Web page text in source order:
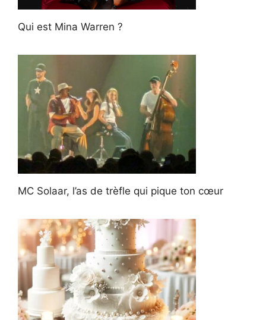
Qui est Mina Warren ?
MC Solaar, l’as de trèfle qui pique ton cœur